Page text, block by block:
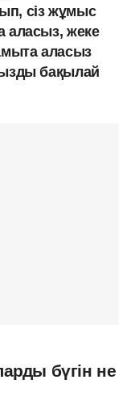
сіз жұмыс
аласыз, жеке
аласыз
бақылай
бүгін не